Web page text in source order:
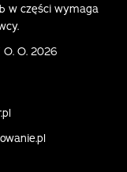
w części wymaga
O. O. 2026